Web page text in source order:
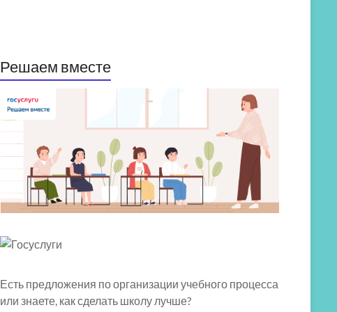
Решаем вместе
Есть предложения по организации учебного процесса
или знаете, как сделать школу лучше?